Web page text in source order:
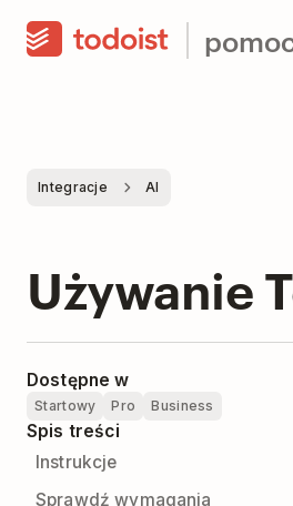
Integracje AI
Używanie
Dostępne w
Startowy Pro Business
Spis treści
Instrukcje
Sprawdź wymagania